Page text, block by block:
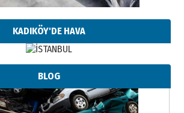
KADIKÖY'DE HAVA
BLOG